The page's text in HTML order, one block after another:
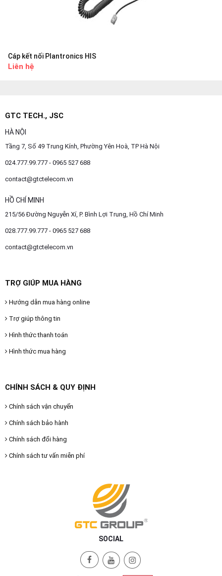
Cáp kết nối Plantronics HIS
Liên hệ
GTC TECH., JSC
HÀ NỘI
Tầng 7, Số 49 Trung Kính, Phường Yên Hoà, TP Hà Nội
024.777.99.777 - 0965 527 688
contact@gtctelecom.vn
HỒ CHÍ MINH
215/56 Đường Nguyễn Xí, P. Bình Lợi Trung, Hồ Chí Minh
028.777.99.777 - 0965 527 688
contact@gtctelecom.vn
TRỢ GIÚP MUA HÀNG
Hướng dẫn mua hàng online
Trợ giúp thông tin
Hình thức thanh toán
Hình thức mua hàng
CHÍNH SÁCH & QUY ĐỊNH
Chính sách vận chuyển
Chính sách bảo hành
Chính sách đổi hàng
Chính sách tư vấn miễn phí
SOCIAL